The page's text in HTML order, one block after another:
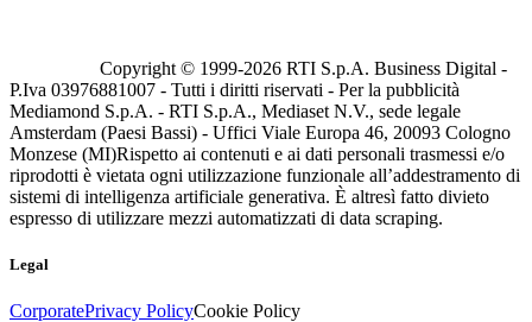
Copyright © 1999-2026 RTI S.p.A. Business Digital -
P.Iva 03976881007 - Tutti i diritti riservati - Per la pubblicità
Mediamond S.p.A. - RTI S.p.A., Mediaset N.V., sede legale
Amsterdam (Paesi Bassi) - Uffici Viale Europa 46, 20093 Cologno
Monzese (MI)Rispetto ai contenuti e ai dati personali trasmessi e/o
riprodotti è vietata ogni utilizzazione funzionale all’addestramento di
sistemi di intelligenza artificiale generativa. È altresì fatto divieto
espresso di utilizzare mezzi automatizzati di data scraping.
Legal
CorporatePrivacy PolicyCookie Policy